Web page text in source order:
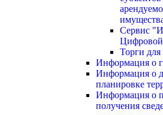
Сервис
Торги
Информация о
Информация о
планировке
Информация о
получения